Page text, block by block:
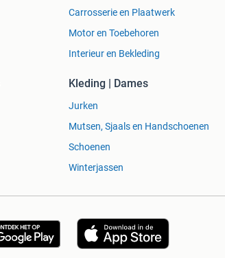
Carrosserie en Plaatwerk
Motor en Toebehoren
Interieur en Bekleding
Kleding | Dames
Jurken
Mutsen, Sjaals en Handschoenen
Schoenen
Winterjassen